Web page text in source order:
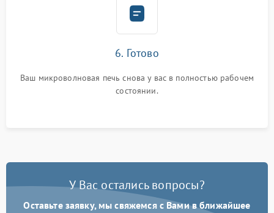
6. Готово
Ваш микроволновая печь снова у вас в полностью рабочем
состоянии.
У Вас остались вопросы?
Оставьте заявку, мы свяжемся с Вами в ближайшее